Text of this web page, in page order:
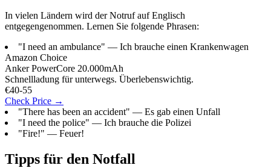
In vielen Ländern wird der Notruf auf Englisch
entgegengenommen. Lernen Sie folgende Phrasen:
"I need an ambulance" — Ich brauche einen Krankenwagen
Amazon Choice
Anker PowerCore 20.000mAh
Schnellladung für unterwegs. Überlebenswichtig.
€40-55
Check Price →
"There has been an accident" — Es gab einen Unfall
"I need the police" — Ich brauche die Polizei
"Fire!" — Feuer!
Tipps für den Notfall